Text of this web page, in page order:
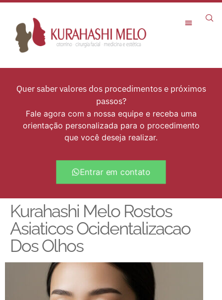
Quer saber valores dos procedimentos e próximos
passos?
Fale agora com a nossa equipe e receba uma
orientação personalizada para o procedimento
que você deseja realizar.
Entrar em contato
Kurahashi Melo Rostos
Asiaticos Ocidentalizacao
Dos Olhos